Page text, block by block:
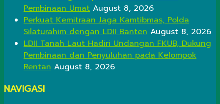
Pembinaan Umat August 8, 2026
Perkuat Kemitraan Jaga Kamtibmas, Polda
Silaturahim dengan LDII Banten August 8, 2026
LDII Tanah Laut Hadiri Undangan FKUB, Dukung
Pembinaan dan Penyuluhan pada Kelompok
Rentan August 8, 2026
NAVIGASI